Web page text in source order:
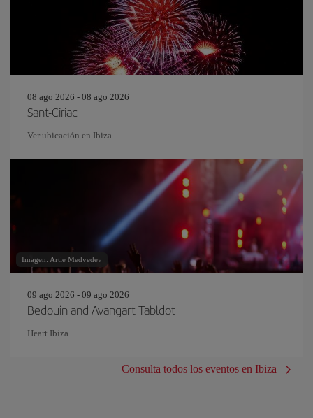
08 ago 2026 - 08 ago 2026
Sant-Ciriac
Ver ubicación en Ibiza
Imagen: Artie Medvedev
09 ago 2026 - 09 ago 2026
Bedouin and Avangart Tabldot
Heart Ibiza
Consulta todos los eventos en Ibiza